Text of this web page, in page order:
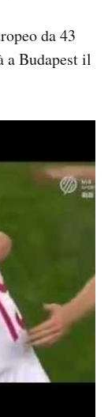
da 43
Budapest il